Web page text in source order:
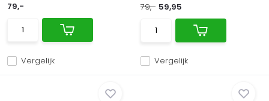
Vergelijk
79,-
Vergelijk
79,- 59,95